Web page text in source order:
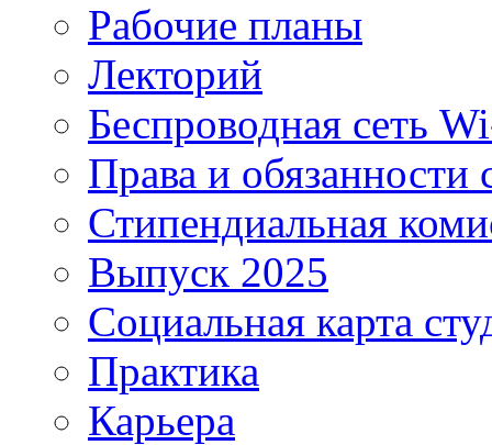
Рабочие планы
Лекторий
Беспроводная сеть
Права и обязанности
Стипендиальная
Выпуск 2025
Социальная карта
Практика
Карьера